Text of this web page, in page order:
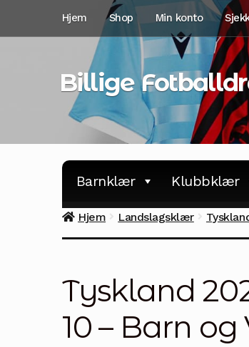
navigasjon
innhold
Hjem Shop Min konto
Billige
Barnklær Klubbklær
Hjem Landslagsklær
Tyskland
10 – Barn og